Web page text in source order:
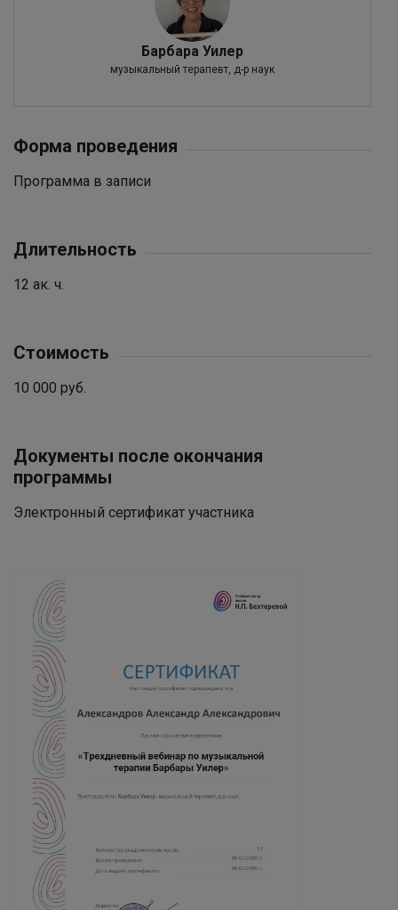
Барбара Уилер
музыкальный терапевт, д-р наук
Форма проведения
Программа в записи
Длительность
12 ак. ч.
Стоимость
10 000 руб.
Документы после окончания
программы
Электронный сертификат участника